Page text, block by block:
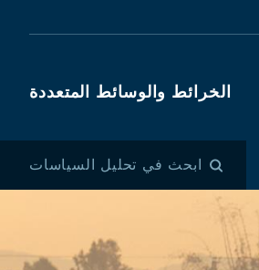
الخرائط والوسائط المتعددة
ابحث في تحليل السياسات